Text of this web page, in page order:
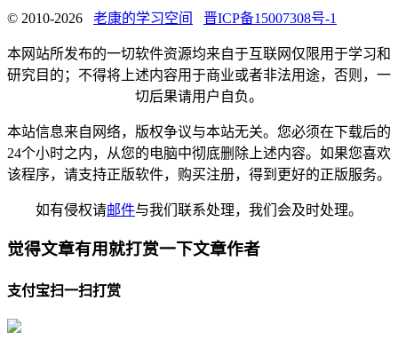
© 2010-2026 老康的学习空间 晋ICP备15007308号-1
本网站所发布的一切软件资源均来自于互联网仅限用于学习和
研究目的；不得将上述内容用于商业或者非法用途，否则，一
切后果请用户自负。
本站信息来自网络，版权争议与本站无关。您必须在下载后的
24个小时之内，从您的电脑中彻底删除上述内容。如果您喜欢
该程序，请支持正版软件，购买注册，得到更好的正版服务。
如有侵权请邮件与我们联系处理，我们会及时处理。
觉得文章有用就打赏一下文章作者
支付宝扫一扫打赏